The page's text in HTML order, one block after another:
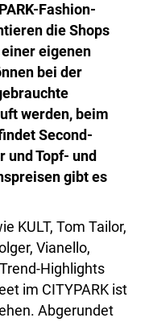
Fashion-
die Shops
eigenen
bei der
werden, beim
Second-
und Topf- und
gibt es
KULT, Tom Tailor,
Vianello,
Highlights
im CITYPARK ist
Abgerundet